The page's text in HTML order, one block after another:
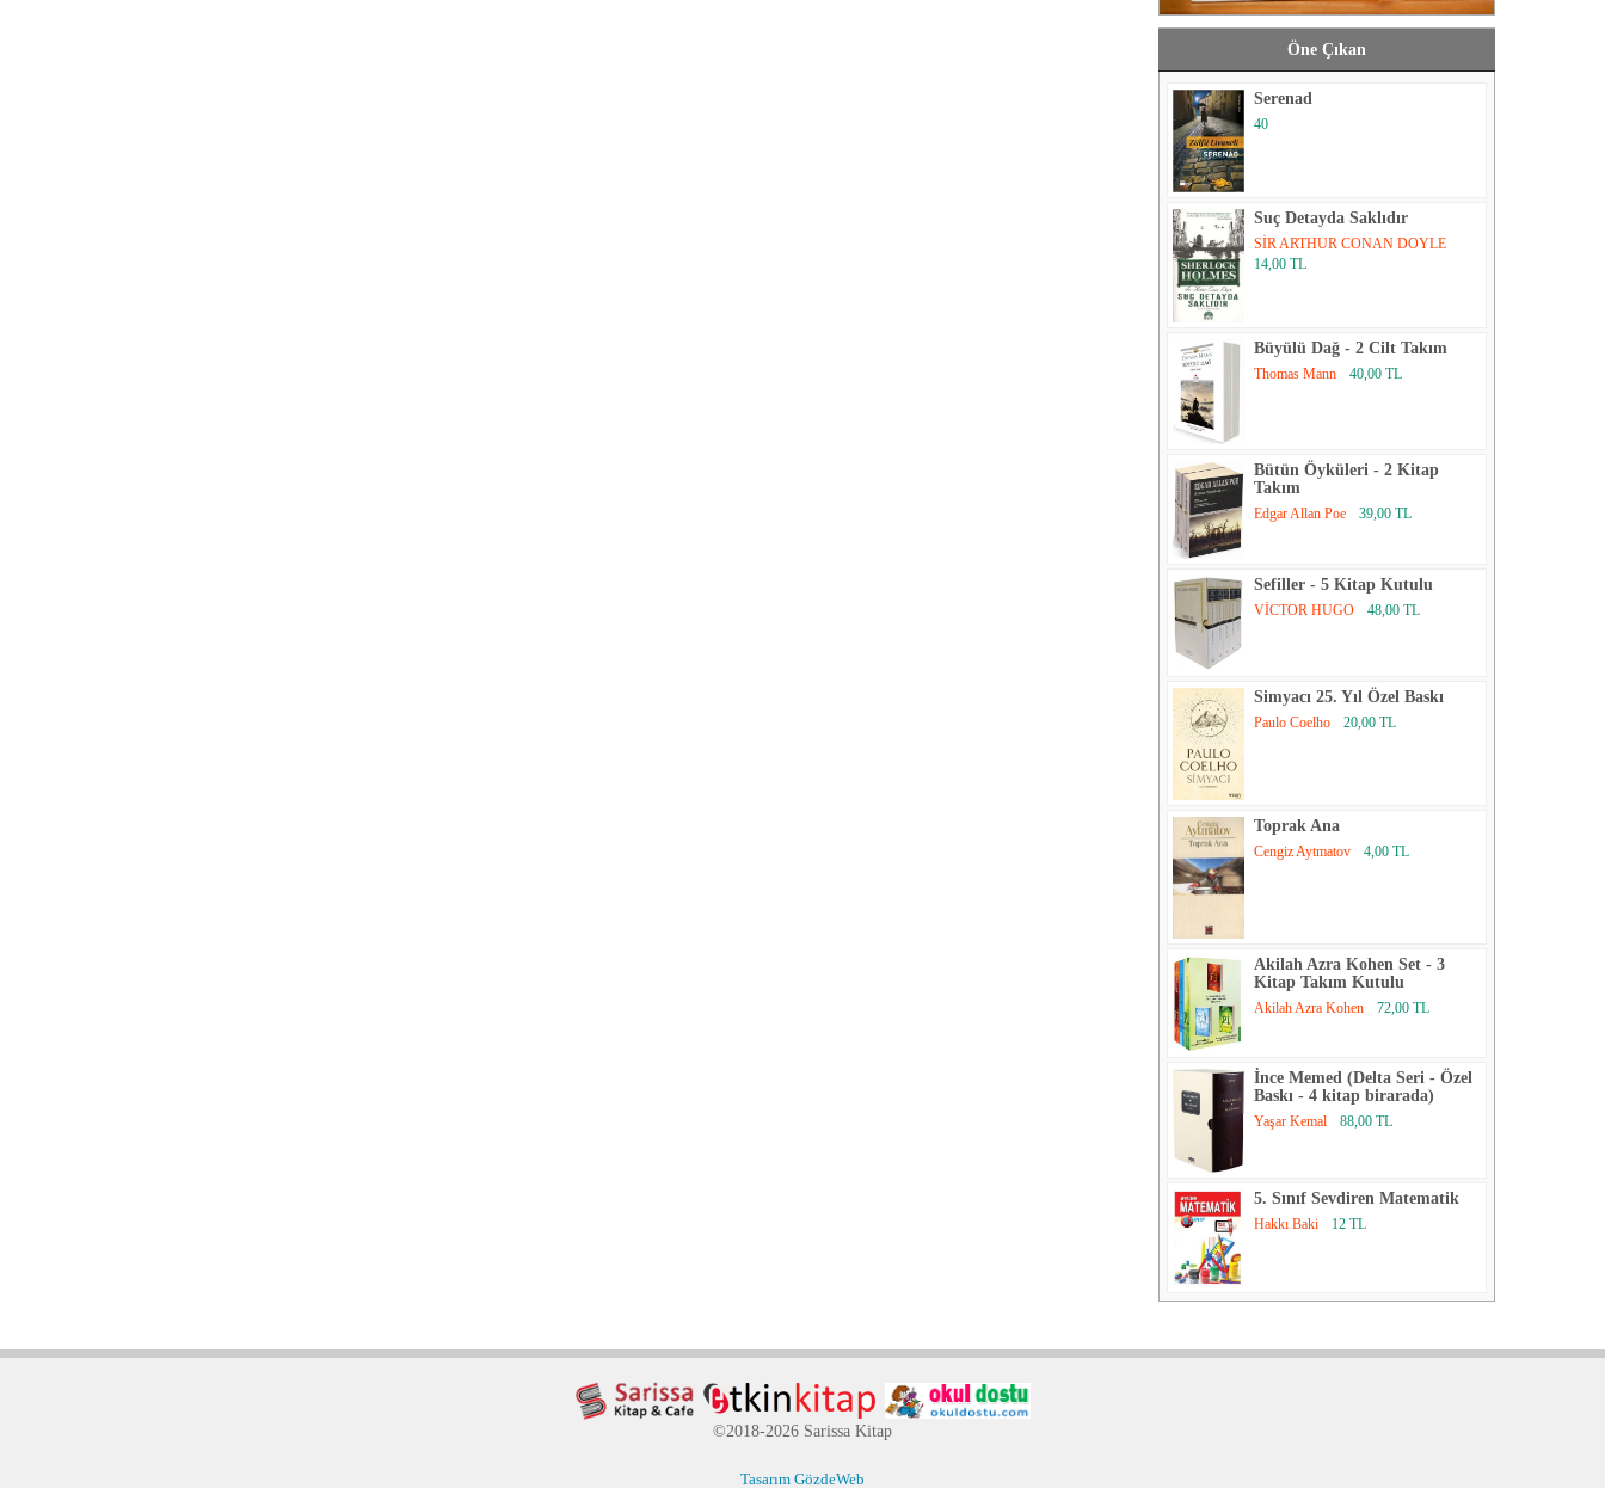
Öne Çıkan
Serenad
40
Suç Detayda Saklıdır
SİR ARTHUR CONAN DOYLE
14,00 TL
Büyülü Dağ - 2 Cilt Takım
Thomas Mann 40,00 TL
Bütün Öyküleri - 2 Kitap
Takım
Edgar Allan Poe 39,00 TL
Sefiller - 5 Kitap Kutulu
VİCTOR HUGO 48,00 TL
Simyacı 25. Yıl Özel Baskı
Paulo Coelho 20,00 TL
Toprak Ana
Cengiz Aytmatov 4,00 TL
Akilah Azra Kohen Set - 3
Kitap Takım Kutulu
Akilah Azra Kohen 72,00 TL
İnce Memed (Delta Seri - Özel
Baskı - 4 kitap birarada)
Yaşar Kemal 88,00 TL
5. Sınıf Sevdiren Matematik
Hakkı Baki 12 TL
©2018-2026 Sarissa Kitap
Tasarım GözdeWeb